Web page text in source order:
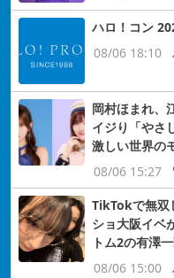
ハロ！コン
08/06 18:10
岡村ほまれ、
イジり「やさ
激しい世界の
08/06 15:27
TikTokで無双
ショ大阪イベ
トム2の有澤
08/06 15:00